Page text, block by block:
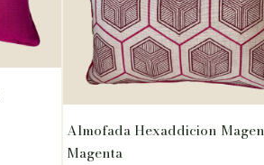
Almofada Hexaddicion
Magenta